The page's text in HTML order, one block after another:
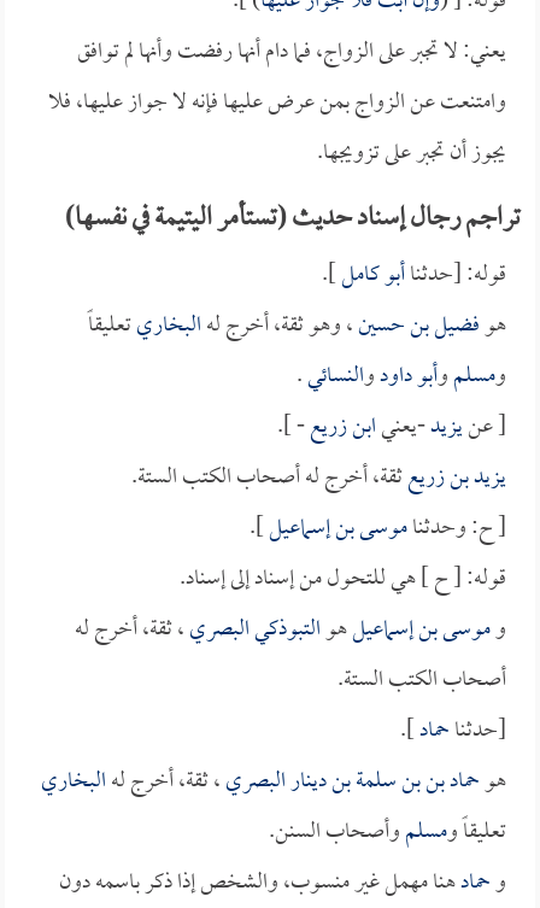
يعني: لا تجبر على الزواج، فما دام أنها رفضت وأنها لم توافق
وامتنعت عن الزواج بمن عرض عليها فإنه لا جواز عليها، فلا
يجوز أن تجبر على تزويجها.
تراجم رجال إسناد حديث (تستأمر اليتيمة في نفسها)
قوله: [حدثناأبو كامل].
هوفضيل بن حسين، وهو ثقة، أخرج لهالبخاريتعليقاً
ومسلموأبو داودوالنسائي.
[ عنيزيد-يعنيابن زريع- ].
يزيد بن زريعثقة، أخرج له أصحاب الكتب الستة.
[ ح: وحدثناموسى بن إسماعيل].
قوله: [ ح ] هي للتحول من إسناد إلى إسناد.
وموسى بن إسماعيلهوالتبوذكي البصري، ثقة، أخرج له
أصحاب الكتب الستة.
[حدثناحماد].
هوحماد بن بن سلمة بن دينار البصري، ثقة، أخرج لهالبخاري
تعليقاً ومسلموأصحاب السنن.
وحمادهنا مهمل غير منسوب، والشخص إذا ذكر باسمه دون